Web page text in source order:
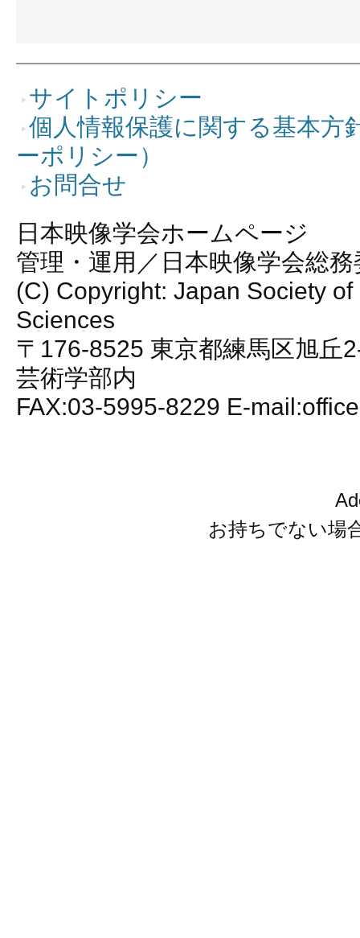
サイトポリシー
個人情報保護に関する基本方
ーポリシー）
お問合せ
日本映像学会ホームページ
管理・運用／日本映像学会総
(C) Copyright: Japan Society of
Sciences
〒176-8525 東京都練馬区旭丘
芸術学部内
FAX:03-5995-8229 E-
お持ちでない場